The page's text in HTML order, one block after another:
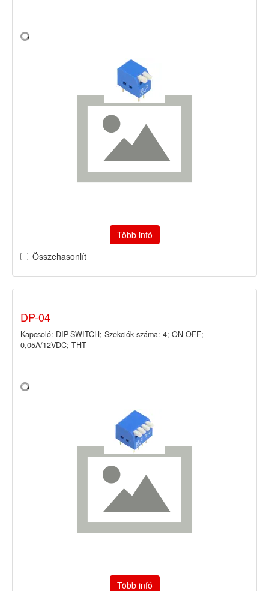
Több infó
Összehasonlít
DP-04
Kapcsoló: DIP-SWITCH; Szekciók száma: 4; ON-OFF;
0,05A/12VDC; THT
Több infó